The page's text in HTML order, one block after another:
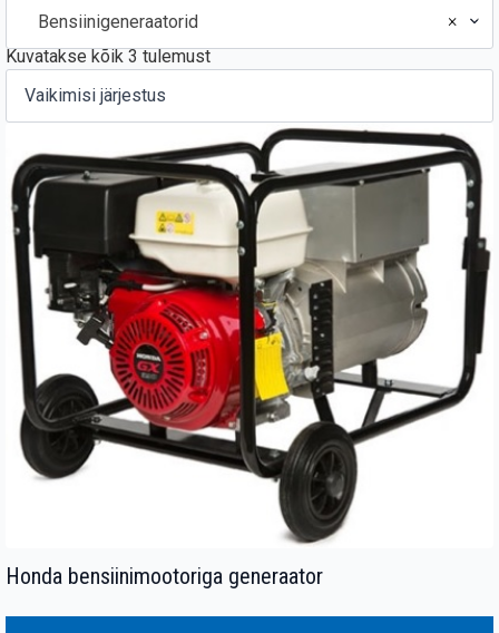
×
Bensiinigeneraatorid
Kuvatakse kõik 3 tulemust
Honda bensiinimootoriga generaator